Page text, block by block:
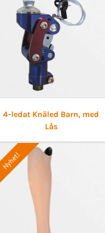
4-ledat Knäled Barn, med
Lås
Nyhet!